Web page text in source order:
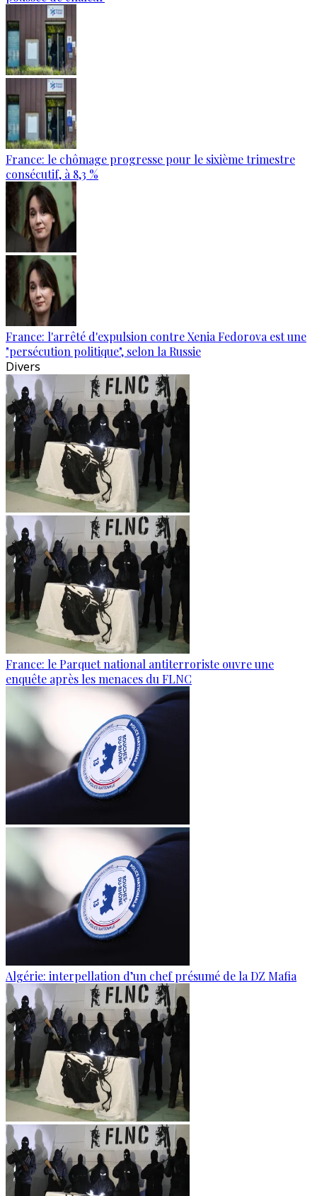
France: le chômage progresse pour le sixième trimestre
consécutif, à 8,3 %
France: l'arrêté d'expulsion contre Xenia Fedorova est une
"persécution politique", selon la Russie
Divers
France: le Parquet national antiterroriste ouvre une
enquête après les menaces du FLNC
Algérie: interpellation d’un chef présumé de la DZ Mafia